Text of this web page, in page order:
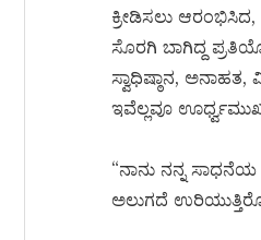
ಕ್ರೀಡಿಸಲು
ಸೊರಗಿ ಬಾಗಿದ್ದ
ಸ್ವಾಧಿಷ್ಠಾನ, ಅನಾಹತ,
ಇವೆಲ್ಲವೂ
“ನಾನು ನನ್ನ ಸಾಧನೆಯ
ಅಲುಗದೆ